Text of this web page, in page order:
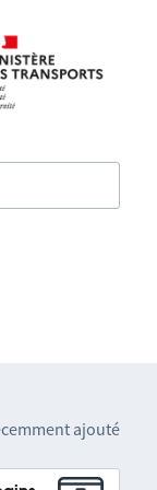
ajouté